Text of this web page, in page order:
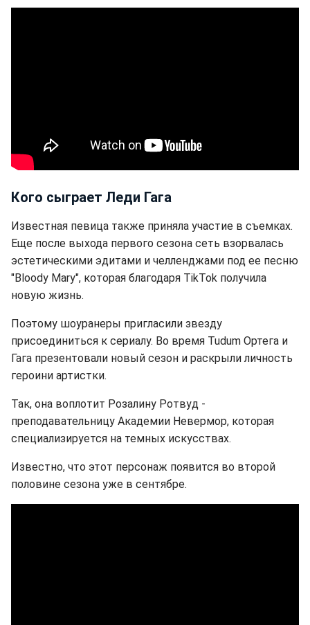
Кого сыграет Леди Гага
Известная певица также приняла участие в съемках.
Еще после выхода первого сезона сеть взорвалась
эстетическими эдитами и челленджами под ее песню
"Bloody Mary", которая благодаря TikTok получила
новую жизнь.
Поэтому шоуранеры пригласили звезду
присоединиться к сериалу. Во время Tudum Ортега и
Гага презентовали новый сезон и раскрыли личность
героини артистки.
Так, она воплотит Розалину Ротвуд -
преподавательницу Академии Невермор, которая
специализируется на темных искусствах.
Известно, что этот персонаж появится во второй
половине сезона уже в сентябре.